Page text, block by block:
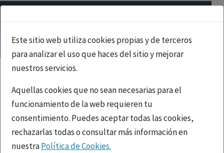
Este sitio web utiliza cookies propias y de terceros
para analizar el uso que haces del sitio y mejorar
nuestros servicios.
Aquellas cookies que no sean necesarias para el
funcionamiento de la web requieren tu
consentimiento. Puedes aceptar todas las cookies,
rechazarlas todas o consultar más información en
nuestraPolítica de Cookies.